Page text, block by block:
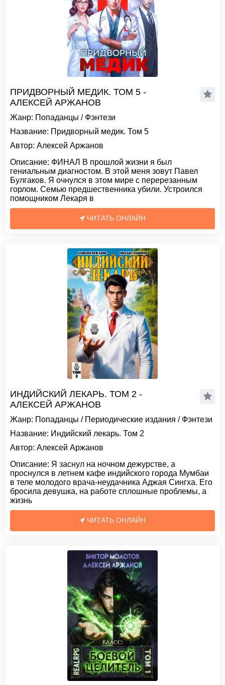
ПРИДВОРНЫЙ МЕДИК. ТОМ 5 -
АЛЕКСЕЙ АРЖАНОВ
Жанр: Попаданцы / Фэнтези
Название: Придворный медик. Том 5
Автор: Алексей Аржанов
Описание: ФИНАЛ В прошлой жизни я был
гениальным диагностом. В этой меня зовут Павел
Булгаков. Я очнулся в этом мире с перерезанным
горлом. Семью предшественника убили. Устроился
помощником Лекаря в
ЧИТАТЬ ОНЛАЙН
ИНДИЙСКИЙ ЛЕКАРЬ. ТОМ 2 -
АЛЕКСЕЙ АРЖАНОВ
Жанр: Попаданцы / Периодические издания / Фэнтези
Название: Индийский лекарь. Том 2
Автор: Алексей Аржанов
Описание: Я заснул на ночном дежурстве, а
проснулся в летнем кафе индийского города Мумбаи
в теле молодого врача-неудачника Аджая Сингха. Его
бросила девушка, на работе сплошные проблемы, а
жизнь
ЧИТАТЬ ОНЛАЙН